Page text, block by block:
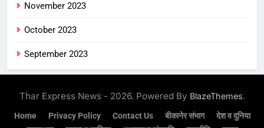
November 2023
October 2023
September 2023
Thar Express News - 2026. Powered By BlazeThemes.
Home Privacy Policy Contact Us बीकानेर संभाग
देश व दुनिया